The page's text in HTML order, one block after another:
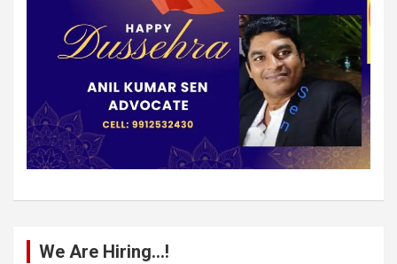
We Are Hiring…!